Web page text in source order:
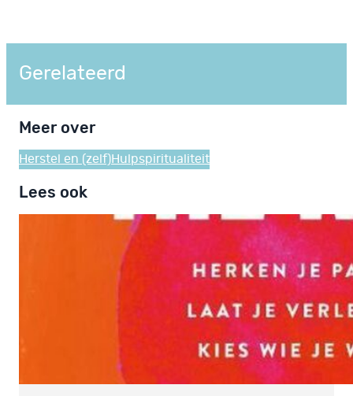
Gerelateerd
Meer over
Herstel en (zelf)Hulpspiritualiteit
Lees ook